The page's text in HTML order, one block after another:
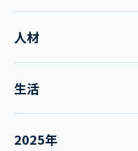
人材
生活
2025年